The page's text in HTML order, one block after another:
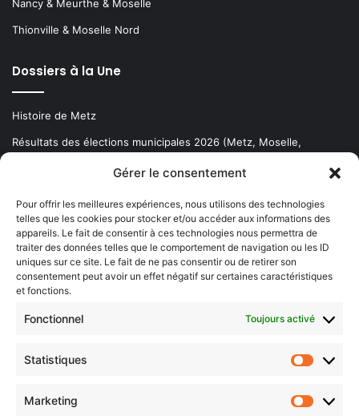
Gérer le consentement
Pour offrir les meilleures expériences, nous utilisons des technologies
telles que les cookies pour stocker et/ou accéder aux informations des
appareils. Le fait de consentir à ces technologies nous permettra de
traiter des données telles que le comportement de navigation ou les ID
uniques sur ce site. Le fait de ne pas consentir ou de retirer son
consentement peut avoir un effet négatif sur certaines caractéristiques
et fonctions.
Fonctionnel Toujours activé
Statistiques
Marketing
Nancy & Meurthe & Moselle
Thionville & Moselle Nord
Dossiers à la Une
Histoire de Metz
Résultats des élections municipales 2026 (Metz, Moselle,
Newsletter gratuite
Choisissez : matin, soir ou hebdo ?
votre